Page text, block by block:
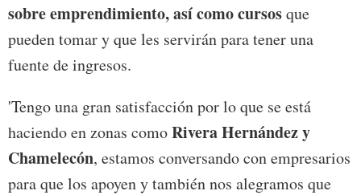
sobre emprendimiento, así como cursosque
pueden tomar y que les servirán para tener una
fuente de ingresos.
'Tengo una gran satisfacción por lo que se está
haciendo en zonas comoRivera Hernández y
Chamelecón, estamos conversando con empresarios
para que los apoyen y también nos alegramos que